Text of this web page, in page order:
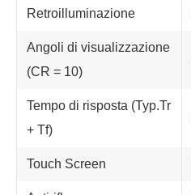
Retroilluminazione
Angoli di visualizzazione
(CR = 10)
Tempo di risposta (Typ.Tr
+ Tf)
Touch Screen